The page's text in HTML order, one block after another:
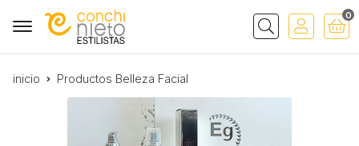
Buscar
0
inicio Productos Belleza Facial